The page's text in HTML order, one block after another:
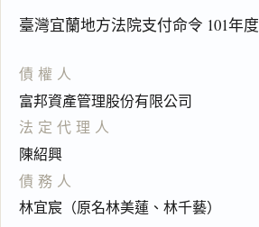
臺灣宜蘭地方法院支付命令 101年
債權人
富邦資產管理股份有限公司
法定代理人
陳紹興
債務人
林宜宸（原名林美蓮、林千藝）